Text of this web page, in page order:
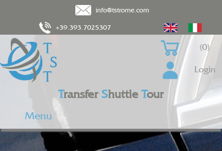
info@tstrome.com
+39.393.7025307
Transfer ShuttleTour
Menu
(0)
Login